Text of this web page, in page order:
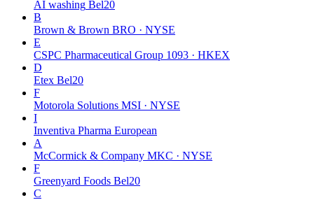
AI washing Bel20
B
Brown & Brown BRO · NYSE
E
CSPC Pharmaceutical Group 1093 · HKEX
D
Etex Bel20
F
Motorola Solutions MSI · NYSE
I
Inventiva Pharma European
A
McCormick & Company MKC · NYSE
F
Greenyard Foods Bel20
C